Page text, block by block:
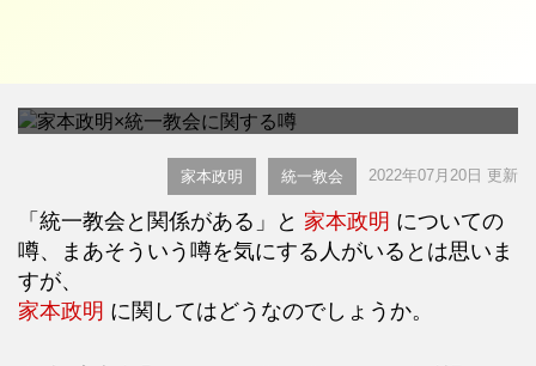
家本政明 統一教会 2022年07月20日 更新
「統一教会と関係がある」と 家本政明 についての
噂、まあそういう噂を気にする人がいるとは思いま
すが、
家本政明 に関してはどうなのでしょうか。